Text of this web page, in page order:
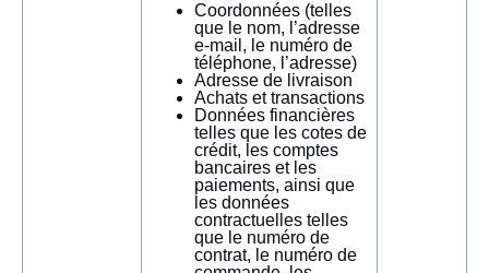
Coordonnées (telles
que le nom, l’adresse
e-mail, le numéro de
téléphone, l’adresse)
Adresse de livraison
Achats et transactions
Données financières
telles que les cotes de
crédit, les comptes
bancaires et les
paiements, ainsi que
les données
contractuelles telles
que le numéro de
contrat, le numéro de